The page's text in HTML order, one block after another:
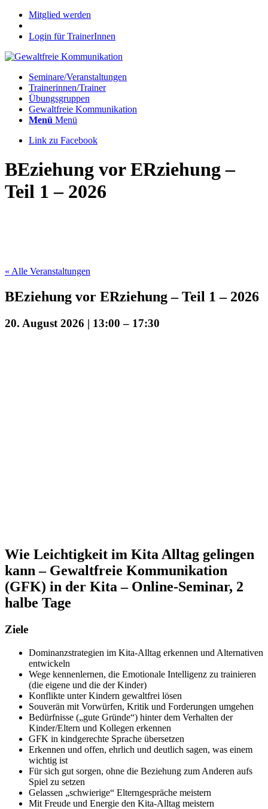
Mitglied werden
Login für TrainerInnen
Seminare/Veranstaltungen
Trainerinnen/Trainer
Übungsgruppen
Gewaltfreie Kommunikation
Menü Menü
Link zu Facebook
BEziehung vor ERziehung –
Teil 1 – 2026
« Alle Veranstaltungen
BEziehung vor ERziehung – Teil 1 – 2026
20. August 2026 | 13:00 – 17:30
Wie Leichtigkeit im Kita Alltag gelingen
kann – Gewaltfreie Kommunikation
(GFK) in der Kita – Online-Seminar, 2
halbe Tage
Ziele
Dominanzstrategien im Kita-Alltag erkennen und Alternativen
entwickeln
Wege kennenlernen, die Emotionale Intelligenz zu trainieren
(die eigene und die der Kinder)
Konflikte unter Kindern gewaltfrei lösen
Souverän mit Vorwürfen, Kritik und Forderungen umgehen
Bedürfnisse („gute Gründe“) hinter dem Verhalten der
Kinder/Eltern und Kollegen erkennen
GFK in kindgerechte Sprache übersetzen
Erkennen und offen, ehrlich und deutlich sagen, was einem
wichtig ist
Für sich gut sorgen, ohne die Beziehung zum Anderen aufs
Spiel zu setzen
Gelassen „schwierige“ Elterngespräche meistern
Mit Freude und Energie den Kita-Alltag meistern